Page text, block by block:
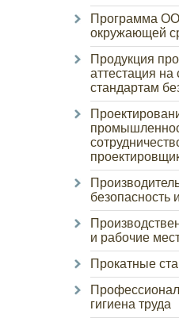
Программа
окружающей
Продукция
аттестация на
стандартам
безопасность
и рабочие
Прокатные
гигиена труда